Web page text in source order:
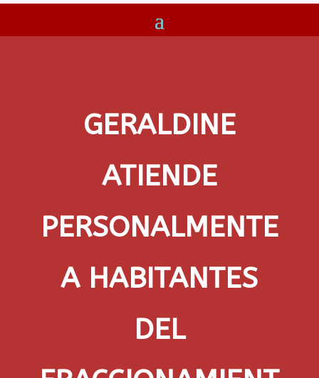
GERALDINE
ATIENDE
PERSONALMENTE
A HABITANTES
DEL